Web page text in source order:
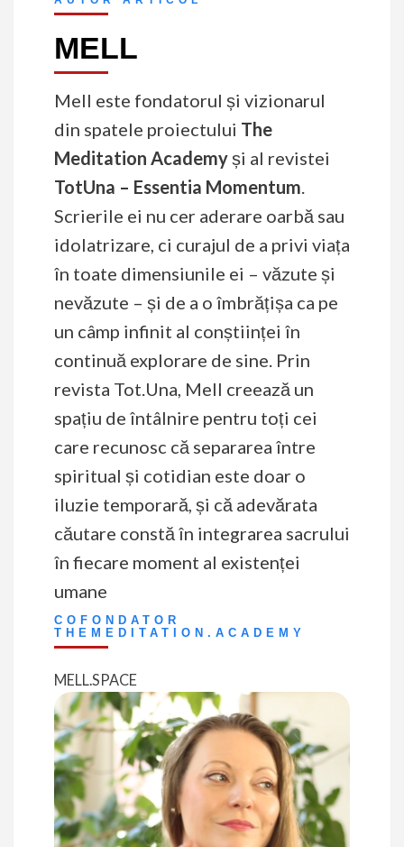
MELL
Mell este fondatorul și vizionarul
din spatele proiectului The
Meditation Academyși al revistei
TotUna – Essentia Momentum.
Scrierile ei nu cer aderare oarbă sau
idolatrizare, ci curajul de a privi viața
în toate dimensiunile ei – văzute și
nevăzute – și de a o îmbrățișa ca pe
un câmp infinit al conștiinței în
continuă explorare de sine. Prin
revista Tot.Una, Mell creează un
spațiu de întâlnire pentru toți cei
care recunosc că separarea între
spiritual și cotidian este doar o
iluzie temporară, și că adevărata
căutare constă în integrarea sacrului
în fiecare moment al existenței
umane
COFONDATOR
THEMEDITATION.ACADEMY
MELL.SPACE